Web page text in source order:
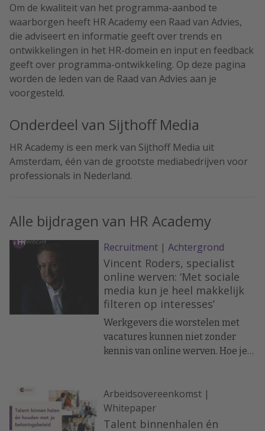
Om de kwaliteit van het programma-aanbod te
waarborgen heeft HR Academy een Raad van Advies,
die adviseert en informatie geeft over trends en
ontwikkelingen in het HR-domein en input en feedback
geeft over programma-ontwikkeling. Op deze pagina
worden de leden van de Raad van Advies aan je
voorgesteld.
Onderdeel van Sijthoff Media
HR Academy is een merk van Sijthoff Media uit
Amsterdam, één van de grootste mediabedrijven voor
professionals in Nederland.
Alle bijdragen van HR Academy
Recruitment | Achtergrond
Vincent Roders, specialist
online werven: ‘Met sociale
media kun je heel makkelijk
filteren op interesses’
Werkgevers die worstelen met
vacatures kunnen niet zonder
kennis van online werven. Hoe je
en Instagram weet Vincent
Roders, online
marketingspecialist en docent
Arbeidsovereenkomst |
Whitepaper
Talent binnenhalen én